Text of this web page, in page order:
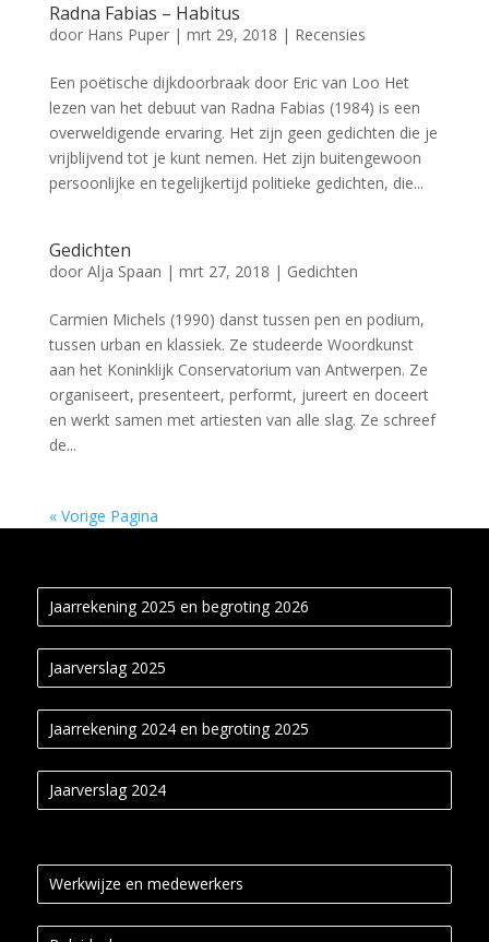
Radna Fabias – Habitus
door Hans Puper| mrt 29, 2018 | Recensies
Een poëtische dijkdoorbraak door Eric van Loo Het
lezen van het debuut van Radna Fabias (1984) is een
overweldigende ervaring. Het zijn geen gedichten die je
vrijblijvend tot je kunt nemen. Het zijn buitengewoon
persoonlijke en tegelijkertijd politieke gedichten, die...
Gedichten
door Alja Spaan | mrt 27, 2018 | Gedichten
Carmien Michels (1990) danst tussen pen en podium,
tussen urban en klassiek. Ze studeerde Woordkunst
aan het Koninklijk Conservatorium van Antwerpen. Ze
organiseert, presenteert, performt, jureert en doceert
en werkt samen met artiesten van alle slag. Ze schreef
de...
« Vorige Pagina
Jaarrekening 2025 en begroting 2026
Jaarverslag 2025
Jaarrekening 2024 en begroting 2025
Jaarverslag 2024
Werkwijze en medewerkers